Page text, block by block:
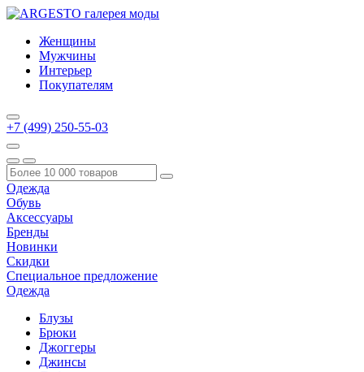
Женщины
Мужчины
Интерьер
Покупателям
+7 (499) 250-55-03
Одежда
Обувь
Аксессуары
Бренды
Новинки
Скидки
Специальное предложение
Одежда
Блузы
Брюки
Джоггеры
Джинсы